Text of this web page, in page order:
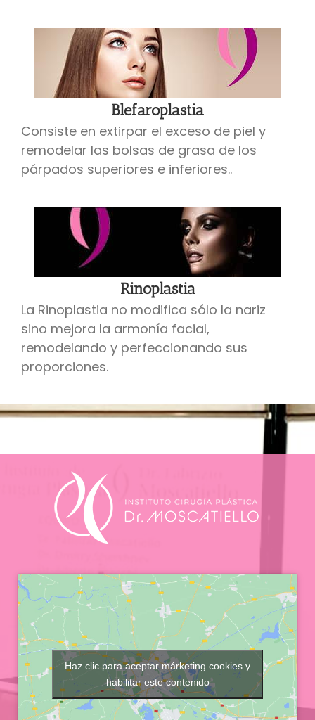
Blefaroplastia
Consiste en extirpar el exceso de piel y
remodelar las bolsas de grasa de los
párpados superiores e inferiores..
Rinoplastia
La Rinoplastia no modifica sólo la nariz
sino mejora la armonía facial,
remodelando y perfeccionando sus
proporciones.
Haz clic para aceptar márketing cookies y
habilitar este contenido